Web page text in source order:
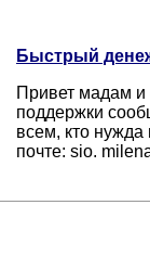
Быстрый
Привет мадам и
поддержки
всем, кто нужда
почте: sio.